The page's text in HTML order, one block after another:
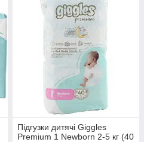
Підгузки дитячі Giggles
Premium 1 Newborn 2-5 кг (40